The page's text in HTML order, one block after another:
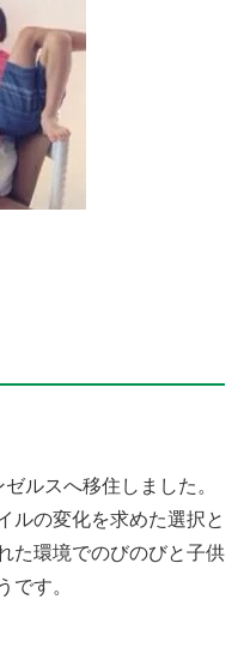
ルスへ移住しました。
ルの変化を求めた選択と
た環境でのびのびと子供
です。